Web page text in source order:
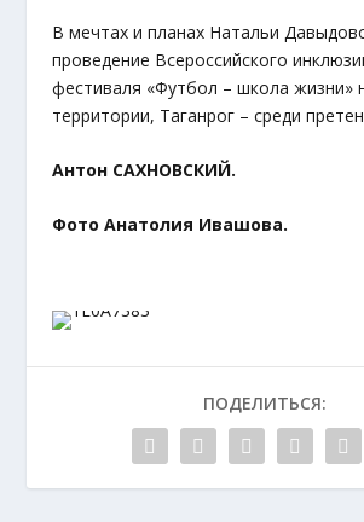
В мечтах и планах Натальи
проведение Всероссийского
фестиваля «Футбол – школа жизни»
территории, Таганрог – среди
Антон САХНОВСКИЙ.
Фото Анатолия Ивашова.
ПОДЕЛИТЬСЯ: